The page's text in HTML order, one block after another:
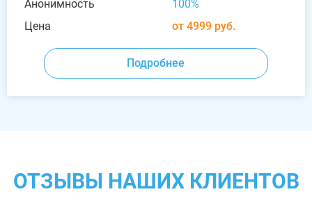
Анонимность
100%
Цена
от 4999 руб.
Подробнее
ОТЗЫВЫ НАШИХ КЛИЕНТОВ